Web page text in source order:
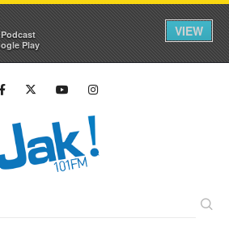
Play
VIEW